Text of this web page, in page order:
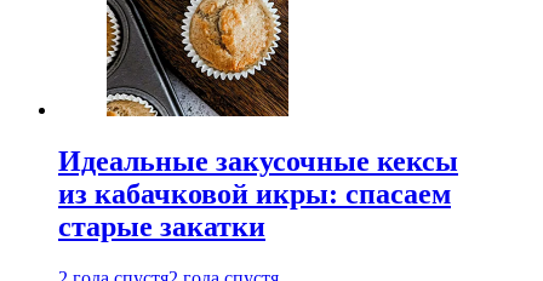
Идеальные закусочные кексы
из кабачковой икры: спасаем
старые закатки